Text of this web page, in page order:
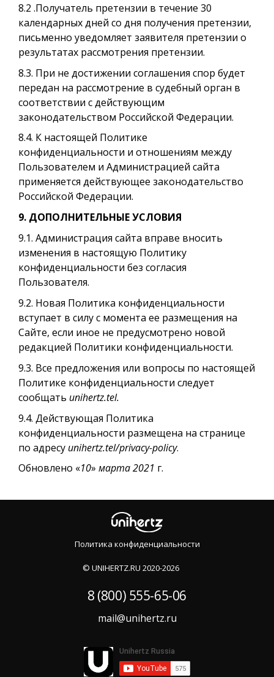
8.2 .Получатель претензии в течение 30
календарных дней со дня получения претензии,
письменно уведомляет заявителя претензии о
результатах рассмотрения претензии.
8.3. При не достижении соглашения спор будет
передан на рассмотрение в судебный орган в
соответствии с действующим
законодательством Российской Федерации.
8.4. К настоящей Политике
конфиденциальности и отношениям между
Пользователем и Администрацией сайта
применяется действующее законодательство
Российской Федерации.
9. ДОПОЛНИТЕЛЬНЫЕ УСЛОВИЯ
9.1. Администрация сайта вправе вносить
изменения в настоящую Политику
конфиденциальности без согласия
Пользователя.
9.2. Новая Политика конфиденциальности
вступает в силу с момента ее размещения на
Сайте, если иное не предусмотрено новой
редакцией Политики конфиденциальности.
9.3. Все предложения или вопросы по настоящей
Политике конфиденциальности следует
сообщать unihertz.tel.
9.4. Действующая Политика
конфиденциальности размещена на странице
по адресу unihertz.tel/privacy-policy.
Обновлено «10» марта2021 г.
Политика конфиденциальности
©️ UNIHERTZ.RU 2020-2026
8 (800) 555-65-06
mail@unihertz.ru